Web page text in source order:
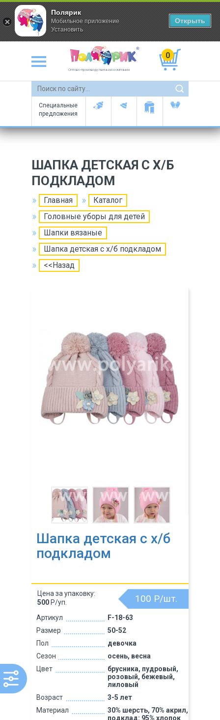
Оптово-производственная компания
0
Специальные
предложения
ШАПКА ДЕТСКАЯ С Х/Б
ПОДКЛАДОМ
Главная
Каталог
Головные уборы для детей
Шапки вязаные
Шапка детская с х/б подкладом
<<Назад
Шапка детская с х/б
подкладом
Артикул
F-18-63
Размер
50-52
Пол
девочка
Сезон
осень, весна
Цвет
брусника, пудровый,
розовый, бежевый,
лиловый
Возраст
3-5 лет
Материал
30% шерсть, 70% акрил,
подклад: 95% хлопок
100 Р/шт.
Цена за упаковку:
500 Р/уп.
Полярик
Мобильное приложение
Установить
Открыть